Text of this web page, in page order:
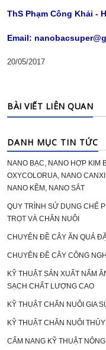
ThS Phạm Công Khải -
Email:
20/05/2017
BÀI VIẾT LIÊN QUAN
DANH MỤC TIN TỨC
NANO BẠC, NANO HỢP KIM
OXYCOLORUA, NANO
NANO KẼM, NANO SẮT
QUY TRÌNH SỬ DỤNG CHẾ
TRỌT VÀ CHĂN NUÔI
CHUYÊN ĐỀ CÂY ĂN QUẢ
CHUYÊN ĐỀ CÂY CÔNG
KỸ THUẬT SẢN XUẤT NẤM
SẠCH CHẤT LƯỢNG CAO
KỸ THUẬT CHĂN NUÔI GIA
KỸ THUẬT CHĂN NUÔI
CẨM NANG KỸ THUẬT